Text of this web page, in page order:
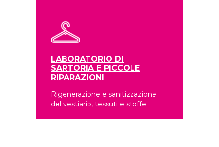
LABORATORIO DI
SARTORIA E PICCOLE
RIPARAZIONI
Rigenerazione e sanitizzazione
del vestiario, tessuti e stoffe